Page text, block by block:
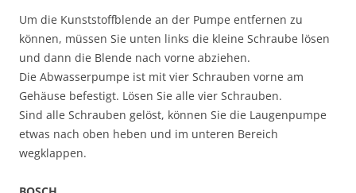
Um die Kunststoffblende an der Pumpe entfernen zu
können, müssen Sie unten links die kleine Schraube lösen
und dann die Blende nach vorne abziehen.
Die Abwasserpumpe ist mit vier Schrauben vorne am
Gehäuse befestigt. Lösen Sie alle vier Schrauben.
Sind alle Schrauben gelöst, können Sie die Laugenpumpe
etwas nach oben heben und im unteren Bereich
wegklappen.